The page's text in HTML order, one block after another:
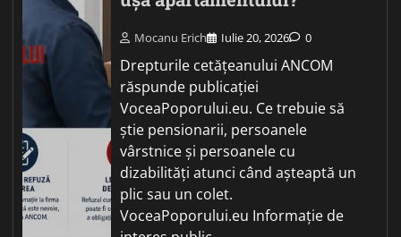
Mocanu Erich Iulie 20, 2026 0
Drepturile cetățeanului ANCOM
răspunde publicației
VoceaPoporului.eu. Ce trebuie să
știe pensionarii, persoanele
vârstnice și persoanele cu
dizabilități atunci când așteaptă un
plic sau un colet.
VoceaPoporului.eu Informație de